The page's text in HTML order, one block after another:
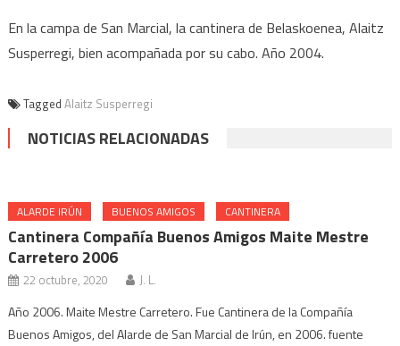
En la campa de San Marcial, la cantinera de Belaskoenea, Alaitz
Susperregi, bien acompañada por su cabo. Año 2004.
Tagged Alaitz Susperregi
NOTICIAS RELACIONADAS
ALARDE IRÚN BUENOS AMIGOS CANTINERA
Cantinera Compañía Buenos Amigos Maite Mestre
Carretero 2006
22 octubre, 2020 J. L.
Año 2006. Maite Mestre Carretero. Fue Cantinera de la Compañía
Buenos Amigos, del Alarde de San Marcial de Irún, en 2006. fuente